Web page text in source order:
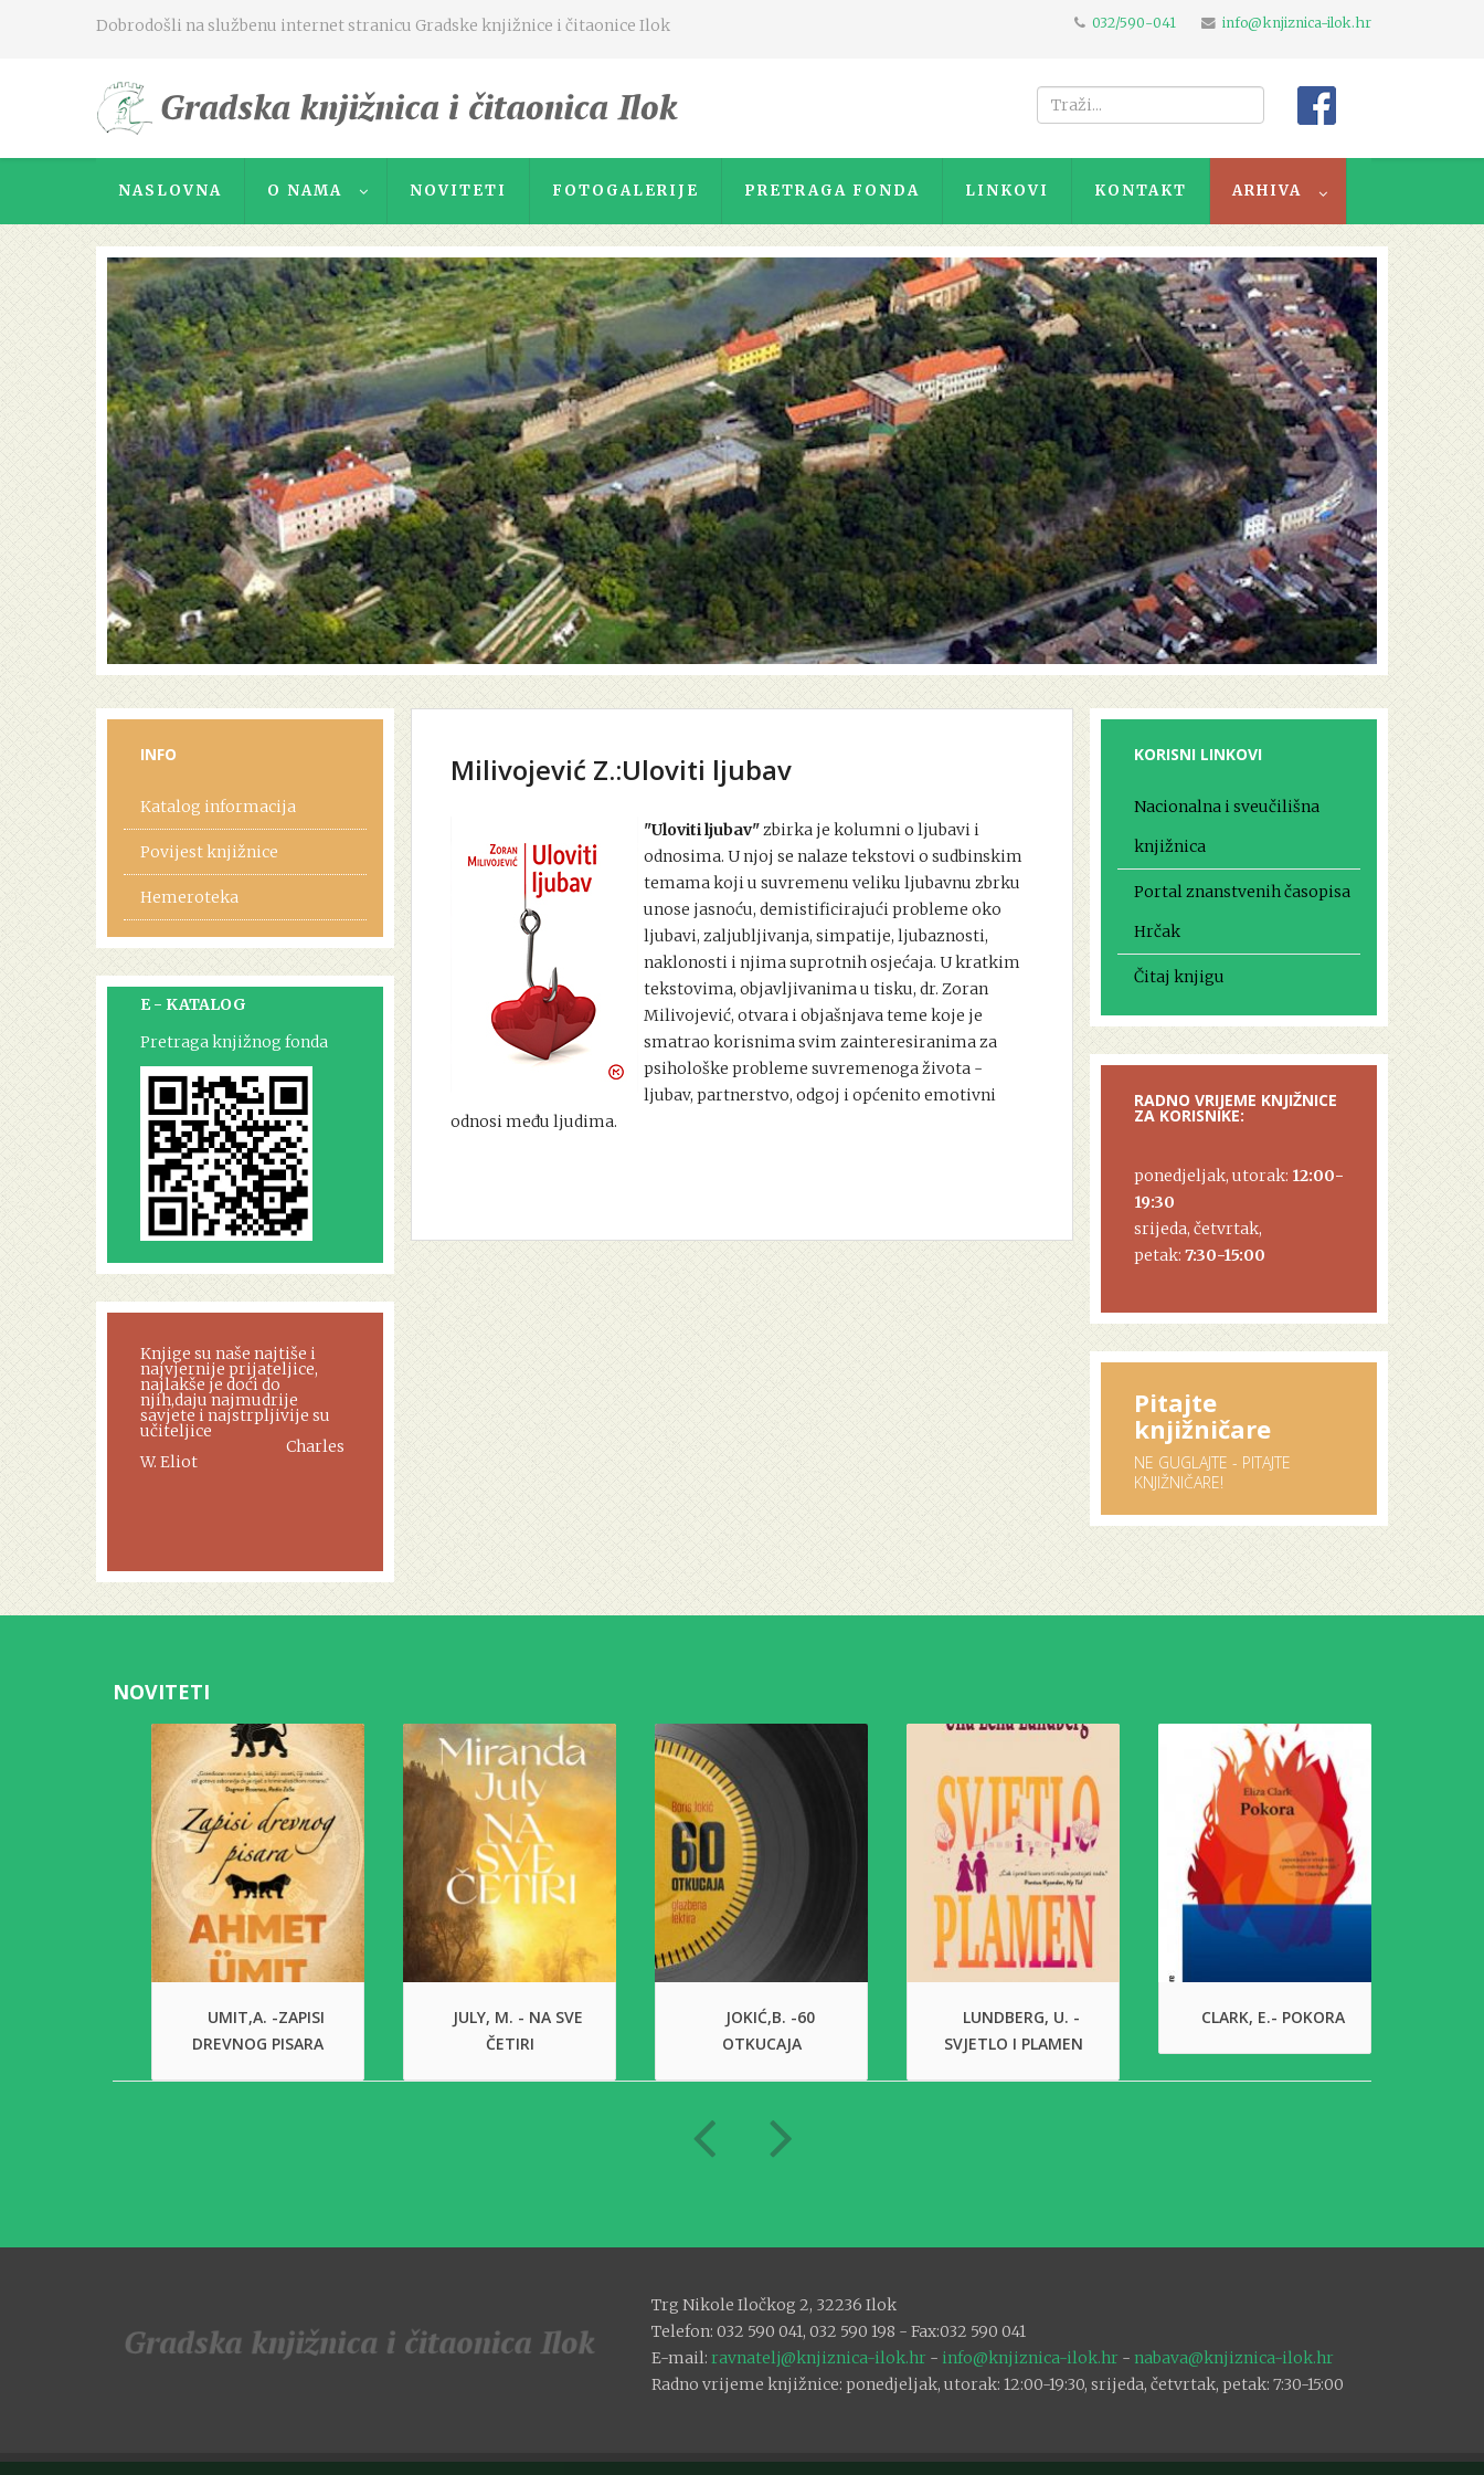
Dobrodošli na službenu internet stranicu Gradske knjižnice i čitaonice Ilok 032/590-041 info@knjiznica-ilok.hr
NASLOVNA O NAMA NOVITETI FOTOGALERIJE PRETRAGA FONDA LINKOVI KONTAKT ARHIVA
INFO
Katalog informacija
Povijest knjižnice
Hemeroteka
E - KATALOG
Pretraga knjižnog fonda
Knjige su naše najtiše i
najvjernije prijateljice,
najlakše je doći do
njih,daju najmudrije
savjete i najstrpljivije su
učiteljice
Charles
W. Eliot
Milivojević Z.:Uloviti ljubav
"Uloviti ljubav"zbirka je kolumni o ljubavi i
odnosima. U njoj se nalaze tekstovi o sudbinskim
temama koji u suvremenu veliku ljubavnu zbrku
unose jasnoću, demistificirajući probleme oko
ljubavi, zaljubljivanja, simpatije, ljubaznosti,
naklonosti i njima suprotnih osjećaja. U kratkim
tekstovima, objavljivanima u tisku, dr. Zoran
Milivojević, otvara i objašnjava teme koje je
smatrao korisnima svim zainteresiranima za
psihološke probleme suvremenoga života -
ljubav, partnerstvo, odgoj i općenito emotivni
odnosi među ljudima.
KORISNI LINKOVI
Nacionalna i sveučilišna
knjižnica
Portal znanstvenih časopisa
Hrčak
Čitaj knjigu
RADNO VRIJEME KNJIŽNICE
ZA KORISNIKE:
ponedjeljak, utorak: 12:00-
19:30
srijeda, četvrtak,
petak: 7:30-15:00
Pitajte
knjižničare
NE GUGLAJTE - PITAJTE
KNJIŽNIČARE!
NOVITETI
UMIT,A. -ZAPISI
DREVNOG PISARA
JULY, M. - NA SVE
ČETIRI
JOKIĆ,B. -60
OTKUCAJA
LUNDBERG, U. -
SVJETLO I PLAMEN
CLARK, E.- POKORA
Trg Nikole Iločkog 2, 32236 Ilok
Telefon: 032 590 041, 032 590 198 - Fax:032 590 041
E-mail: ravnatelj@knjiznica-ilok.hr - info@knjiznica-ilok.hr - nabava@knjiznica-ilok.hr
Radno vrijeme knjižnice: ponedjeljak, utorak: 12:00-19:30, srijeda, četvrtak, petak: 7:30-15:00